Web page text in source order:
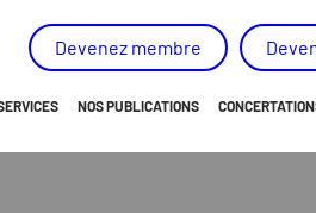
Devenez membre
NOS PUBLICATIONS